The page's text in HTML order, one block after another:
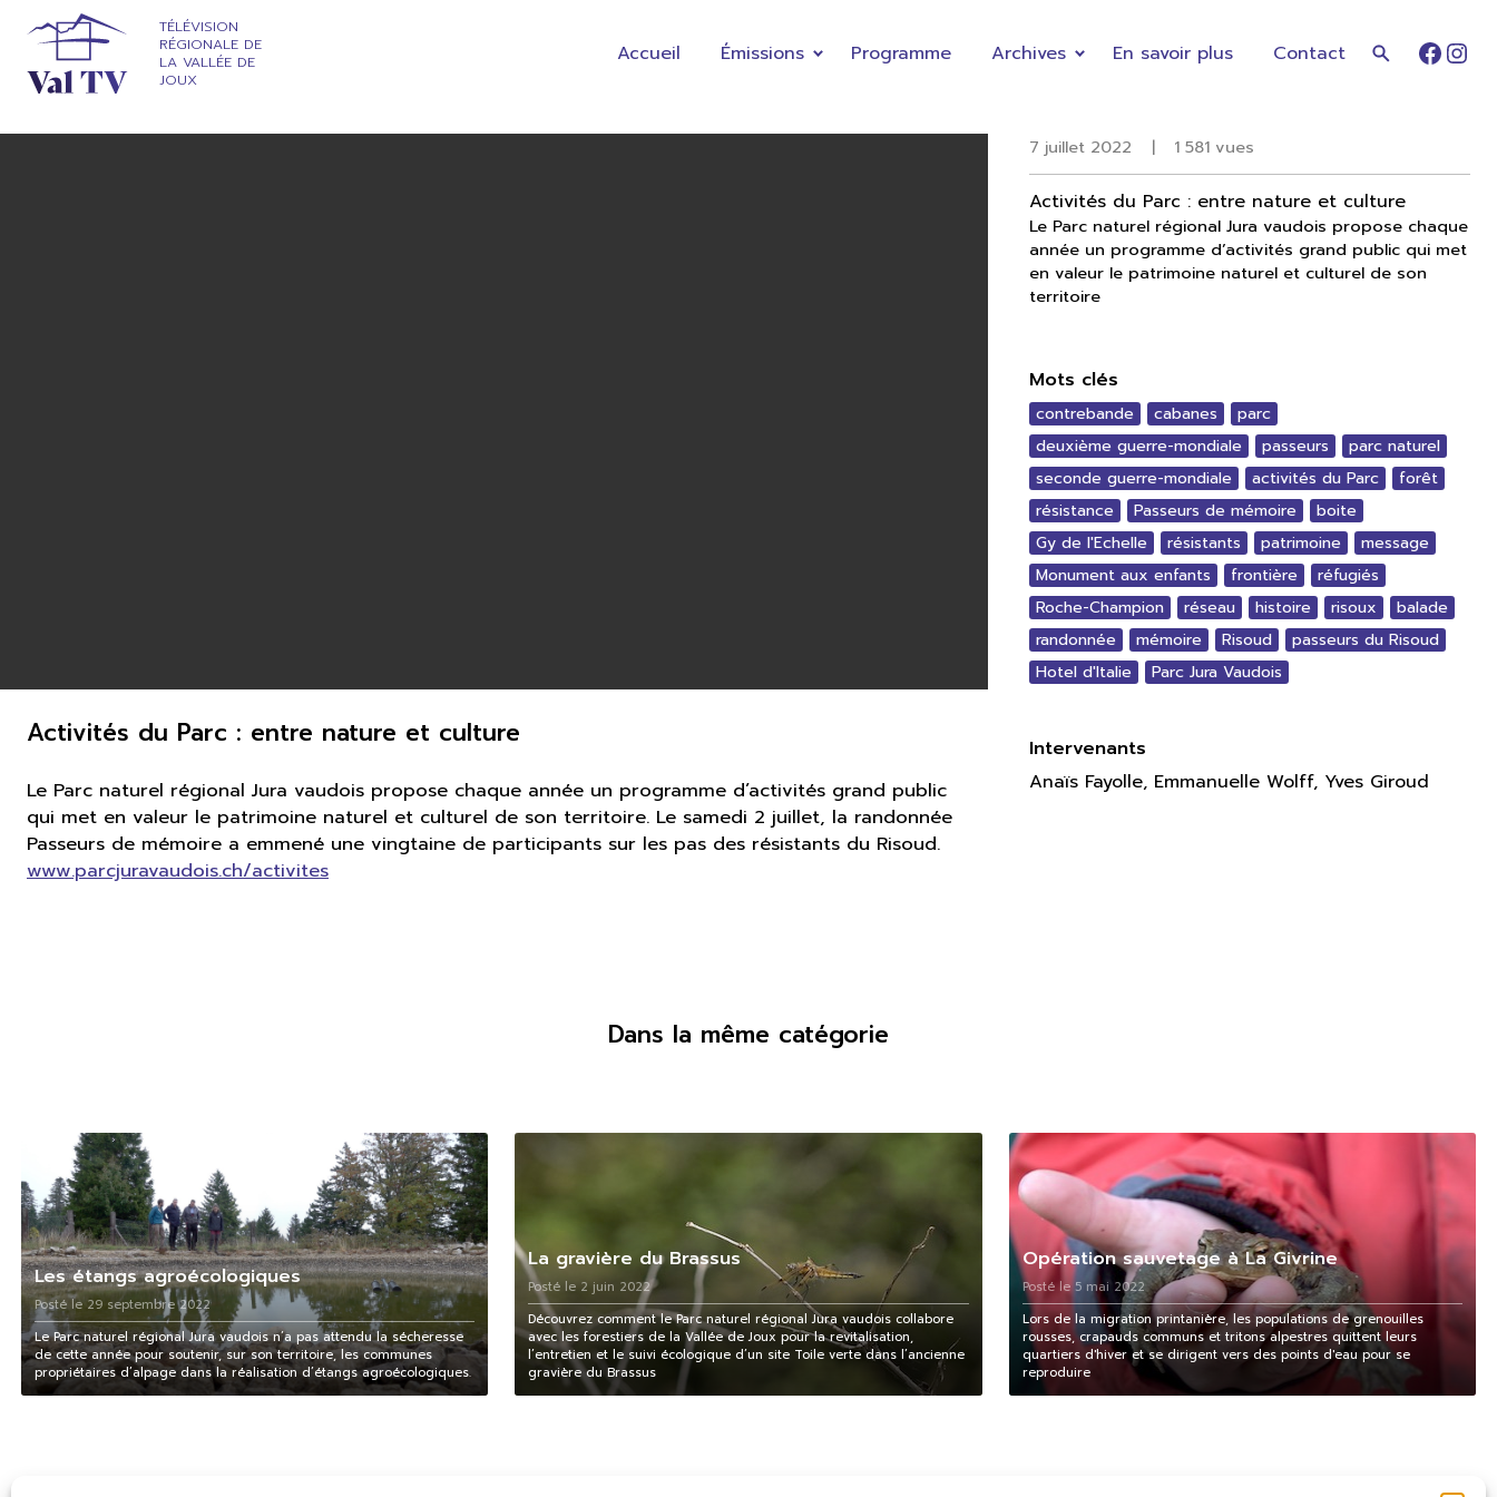
TÉLÉVISION
RÉGIONALE DE
LA VALLÉE DE
JOUX
Accueil Émissions Programme Archives En savoir plus Contact
7 juillet 2022 | 1 581 vues
Activités du Parc : entre nature et culture
Le Parc naturel régional Jura vaudois propose chaque
année un programme d’activités grand public qui met
en valeur le patrimoine naturel et culturel de son
territoire
Mots clés
contrebande cabanes
parc
deuxième guerre-mondiale
passeurs
parc naturel
seconde guerre-mondiale
activités du Parc
forêt
résistance
Passeurs de mémoire
boite
Gy de l'Echelle
résistants patrimoine
message
Monument aux enfants
frontière
réfugiés
Roche-Champion
réseau histoire risoux
balade
randonnée
mémoire Risoud
passeurs du Risoud
Hotel d'Italie
Parc Jura Vaudois
Intervenants
Anaïs Fayolle, Emmanuelle Wolff, Yves Giroud
Activités du Parc : entre nature et culture
Le Parc naturel régional Jura vaudois propose chaque année un programme d’activités grand public
qui met en valeur le patrimoine naturel et culturel de son territoire. Le samedi 2 juillet, la randonnée
Passeurs de mémoire a emmené une vingtaine de participants sur les pas des résistants du Risoud.
www.parcjuravaudois.ch/activites
Dans la même catégorie
Les étangs agroécologiques
Posté le 29 septembre 2022
Le Parc naturel régional Jura vaudois n’a pas attendu la sécheresse
de cette année pour soutenir, sur son territoire, les communes
propriétaires d’alpage dans la réalisation d’étangs agroécologiques.
La gravière du Brassus
Posté le 2 juin 2022
Découvrez comment le Parc naturel régional Jura vaudois collabore
avec les forestiers de la Vallée de Joux pour la revitalisation,
l’entretien et le suivi écologique d’un site Toile verte dans l’ancienne
gravière du Brassus
Opération sauvetage à La Givrine
Posté le 5 mai 2022
Lors de la migration printanière, les populations de grenouilles
rousses, crapauds communs et tritons alpestres quittent leurs
quartiers d'hiver et se dirigent vers des points d'eau pour se
reproduire